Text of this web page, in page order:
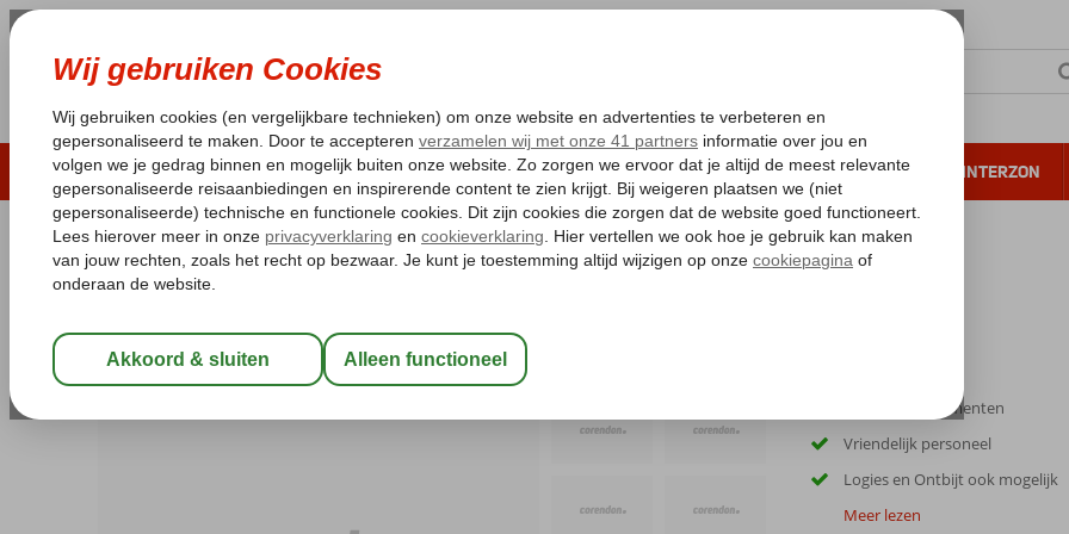
LAST MINUTE ZOMER 2026 ZONVAKANTIE VERRE REIZEN ALL INCLUSIVE WINTERZON
Pakketgarantie Laagsteprijsgarantie* Gratis annuleren*
Home
Portugal Algarve
Janelas Do Mar
Logies-Appartement
Ruime appartementen
Vriendelijk personeel
Logies en Ontbijt ook mogelijk
Meer lezen